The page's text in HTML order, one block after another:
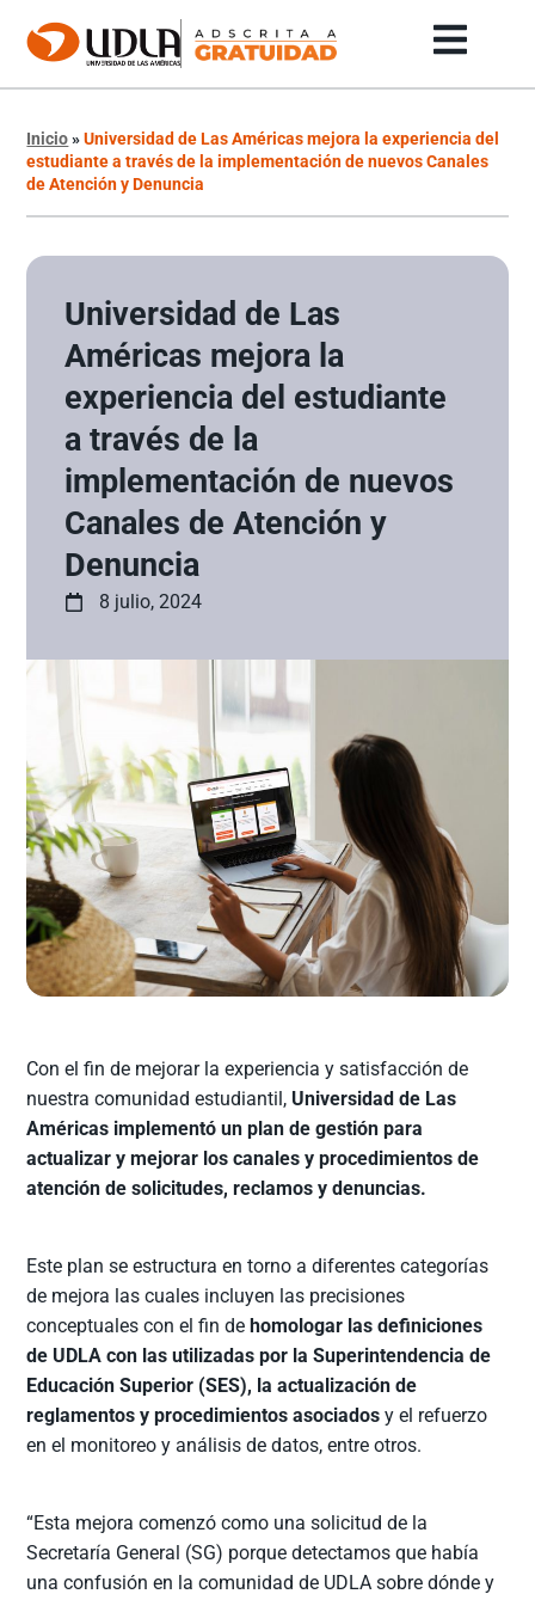
Inicio»Universidad de Las Américas mejora la experiencia del
estudiante a través de la implementación de nuevos Canales
de Atención y Denuncia
Universidad de Las
Américas mejora la
experiencia del estudiante
a través de la
implementación de nuevos
Canales de Atención y
Denuncia
8 julio, 2024
Con el fin de mejorar la experiencia y satisfacción de
nuestra comunidad estudiantil, Universidad de Las
Américas implementó un plan de gestión para
actualizar y mejorar los canales y procedimientos de
atención de solicitudes, reclamos y denuncias.
Este plan se estructura en torno a diferentes categorías
de mejora las cuales incluyen las precisiones
conceptuales con el fin dehomologar las definiciones
de UDLA con las utilizadas por la Superintendencia de
Educación Superior (SES), la actualización de
reglamentos y procedimientos asociados y el refuerzo
en el monitoreo y análisis de datos, entre otros.
“Esta mejora comenzó como una solicitud de la
Secretaría General (SG) porque detectamos que había
una confusión en la comunidad de UDLA sobre dónde y